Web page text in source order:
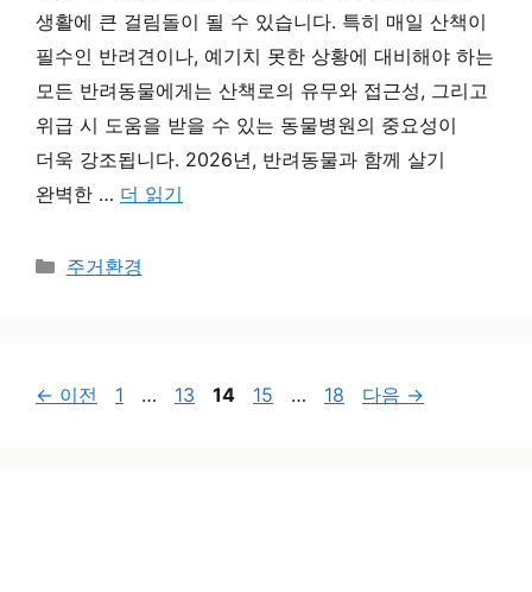
생활에 큰 걸림돌이 될 수 있습니다. 특히 매일 산책이
필수인 반려견이나, 예기치 못한 상황에 대비해야 하는
모든 반려동물에게는 산책로의 유무와 접근성, 그리고
위급 시 도움을 받을 수 있는 동물병원의 중요성이
더욱 강조됩니다. 2026년, 반려동물과 함께 살기
완벽한 … 더 읽기
카테고리
주거환경
← 이전 페이지
1 … 페이지
13 페이지
14 페이지
15 … 페이지
18 다음 →